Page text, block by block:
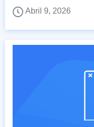
Abril 9, 2026